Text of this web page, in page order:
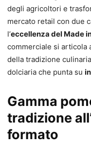
degli agricoltori e
mercato retail con due
l’eccellenza del Made
commerciale si articola
della tradizione
dolciaria che punta su
Gamma
tradizione
formato